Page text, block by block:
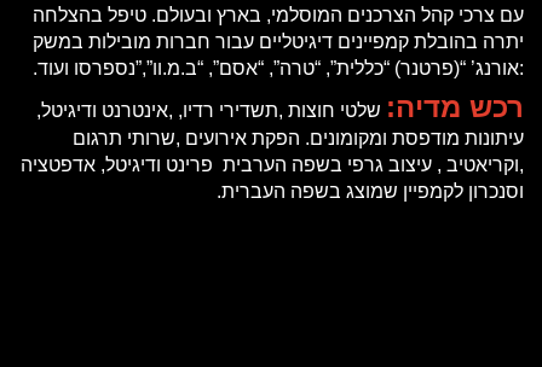
עם צרכי קהל הצרכנים המוסלמי, בארץ ובעולם. טיפל בהצלחה
יתרה בהובלת קמפיינים דיגיטליים עבור חברות מובילות במשק
:אורנג’ “(פרטנר) “כללית”, “טרה”, “אסם”, “ב.מ.וו”,”נספרסו ועוד.
רכש מדיה: שלטי חוצות ,תשדירי רדיו, ,אינטרנט ודיגיטל,
עיתונות מודפסת ומקומונים. הפקת אירועים ,שרותי תרגום
,וקריאטיב , עיצוב גרפי בשפה הערבית פרינט ודיגיטל, אדפטציה
וסנכרון לקמפיין שמוצג בשפה העברית.